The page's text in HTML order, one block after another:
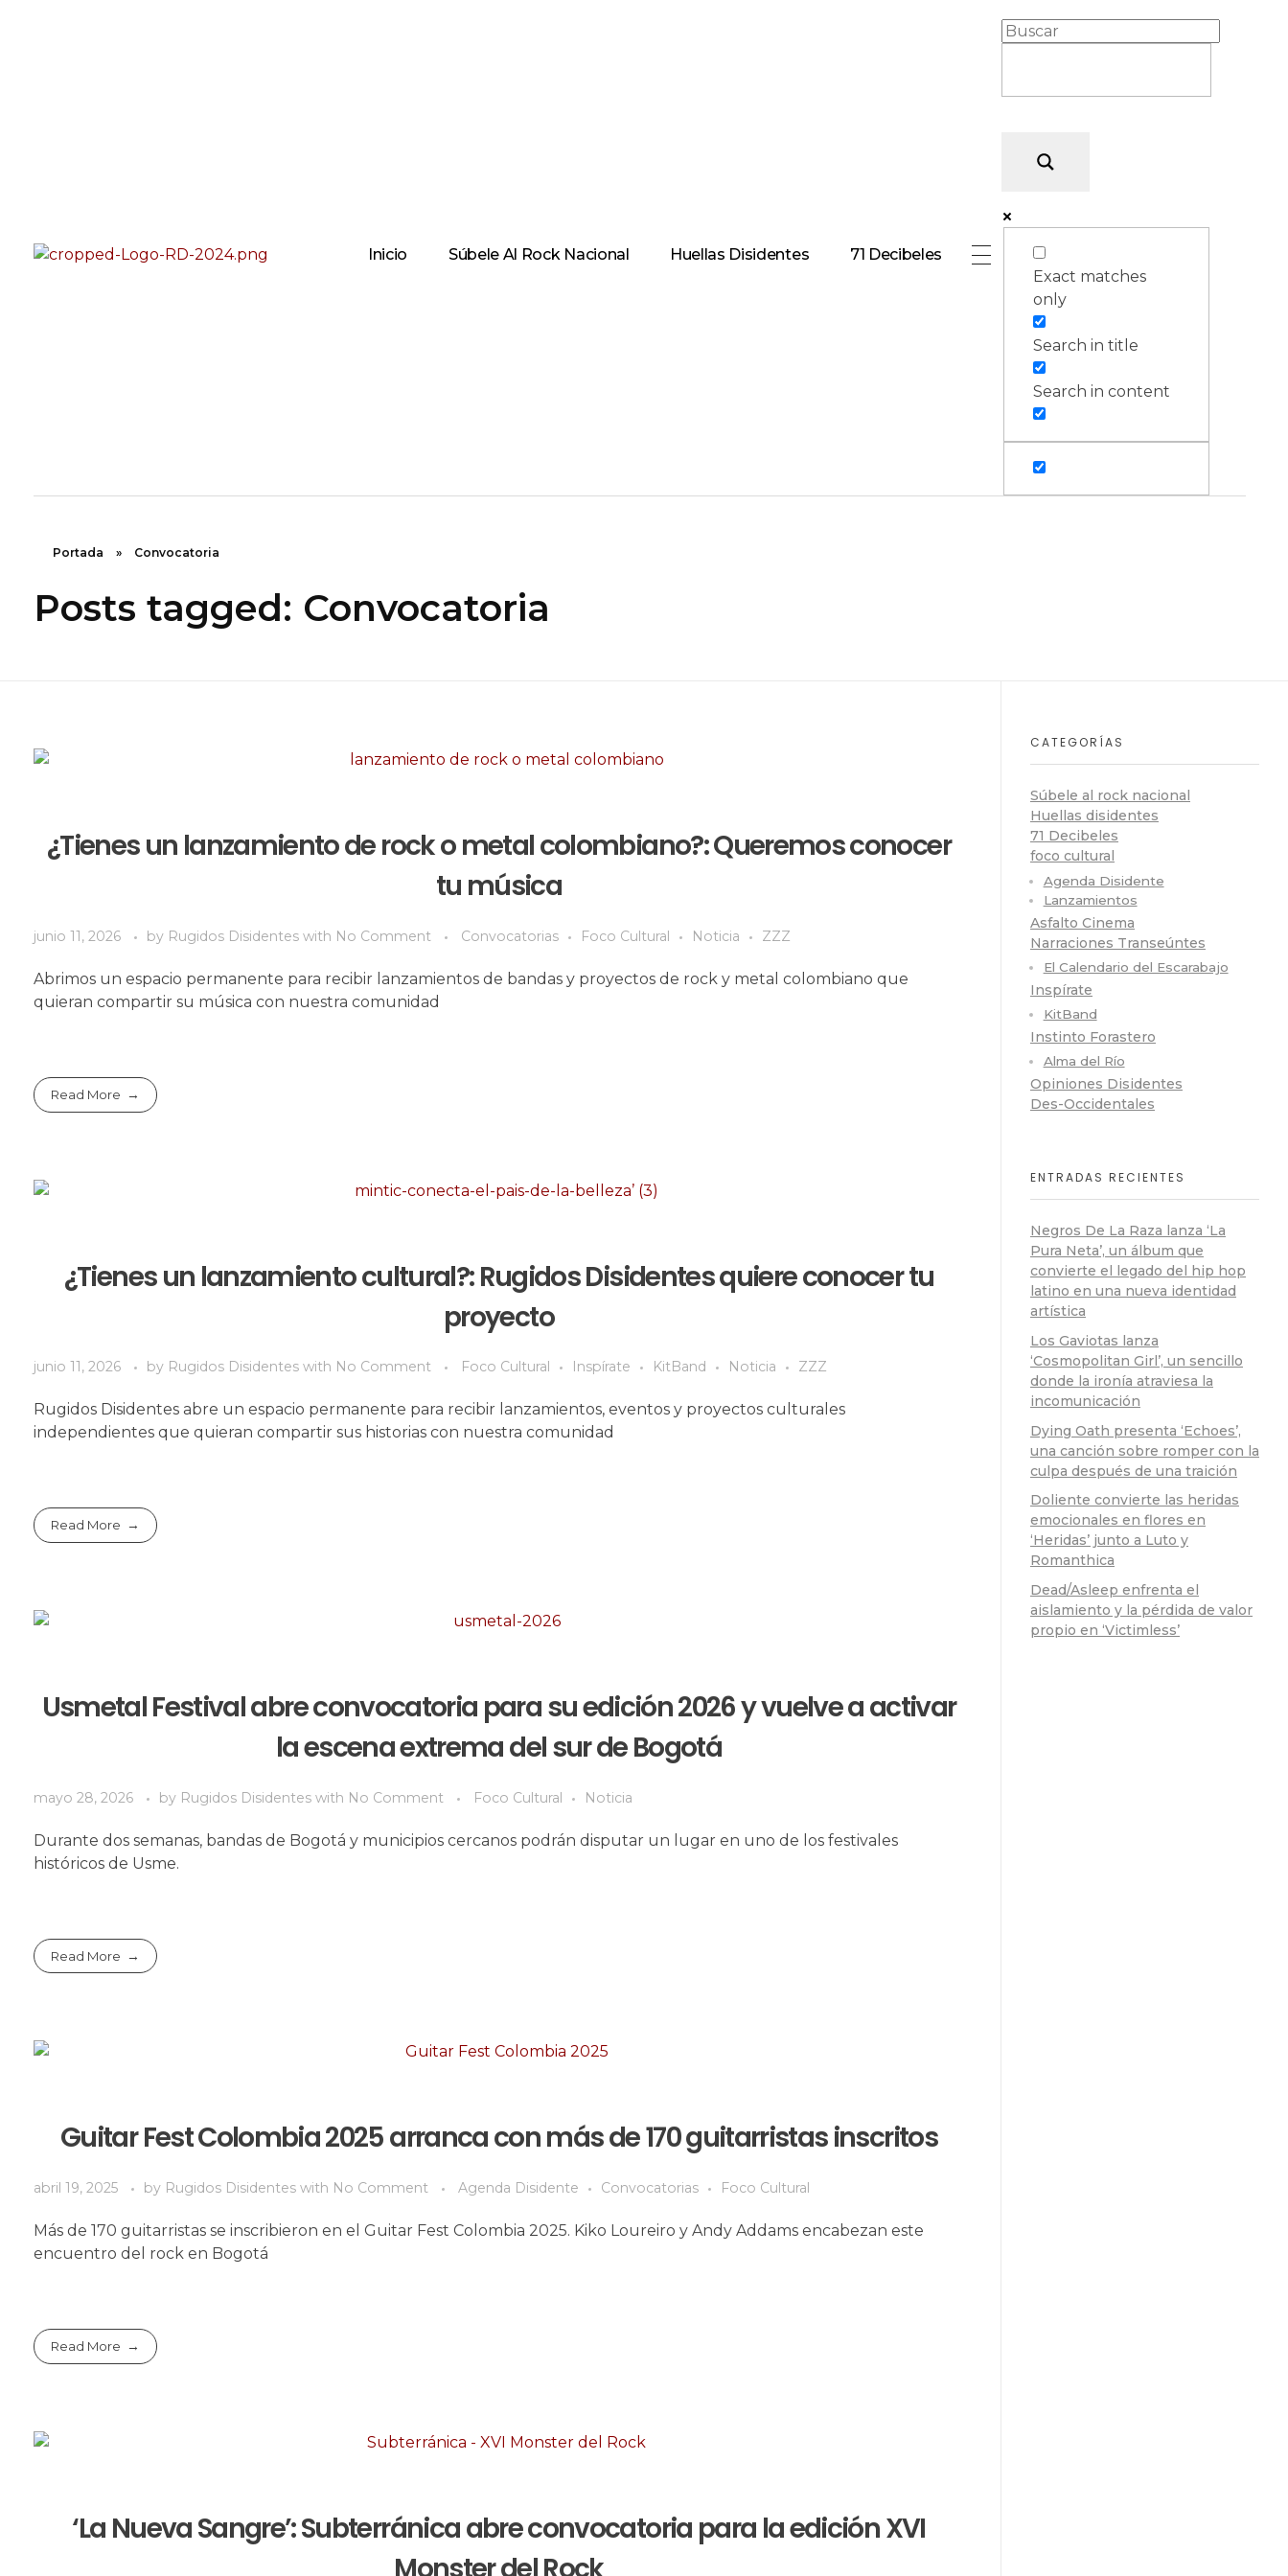
Inicio Súbele Al Rock Nacional Huellas Disidentes
71 Decibeles
Exact matches
only
Search in title
Search in content
Portada » Convocatoria
Posts tagged: Convocatoria
¿Tienes un lanzamiento de rock o metal colombiano?: Queremos conocer
tu música
junio 11, 2026 by Rugidos Disidentes with No Comment Convocatorias Foco Cultural Noticia ZZZ
Abrimos un espacio permanente para recibir lanzamientos de bandas y proyectos de rock y metal colombiano que
quieran compartir su música con nuestra comunidad
Read More
¿Tienes un lanzamiento cultural?: Rugidos Disidentes quiere conocer tu
proyecto
junio 11, 2026 by Rugidos Disidentes with No Comment Foco Cultural Inspírate KitBand Noticia ZZZ
Rugidos Disidentes abre un espacio permanente para recibir lanzamientos, eventos y proyectos culturales
independientes que quieran compartir sus historias con nuestra comunidad
Read More
Usmetal Festival abre convocatoria para su edición 2026 y vuelve a activar
la escena extrema del sur de Bogotá
mayo 28, 2026 by Rugidos Disidentes with No Comment Foco Cultural Noticia
Durante dos semanas, bandas de Bogotá y municipios cercanos podrán disputar un lugar en uno de los festivales
históricos de Usme.
Read More
Guitar Fest Colombia 2025 arranca con más de 170 guitarristas inscritos
abril 19, 2025 by Rugidos Disidentes with No Comment Agenda Disidente Convocatorias Foco Cultural
Más de 170 guitarristas se inscribieron en el Guitar Fest Colombia 2025. Kiko Loureiro y Andy Addams encabezan este
encuentro del rock en Bogotá
Read More
‘La Nueva Sangre’: Subterránica abre convocatoria para la edición XVI
CATEGORÍAS
Súbele al rock nacional
Huellas disidentes
71 Decibeles
foco cultural
Agenda Disidente
Lanzamientos
Asfalto Cinema
Narraciones Transeúntes
El Calendario del Escarabajo
Inspírate
KitBand
Instinto Forastero
Alma del Río
Opiniones Disidentes
Des-Occidentales
ENTRADAS RECIENTES
Negros De La Raza lanza ‘La
Pura Neta’, un álbum que
convierte el legado del hip hop
latino en una nueva identidad
artística
Los Gaviotas lanza
‘Cosmopolitan Girl’, un sencillo
donde la ironía atraviesa la
incomunicación
Dying Oath presenta ‘Echoes’,
una canción sobre romper con la
culpa después de una traición
Doliente convierte las heridas
emocionales en flores en
‘Heridas’ junto a Luto y
Romanthica
Dead/Asleep enfrenta el
aislamiento y la pérdida de valor
propio en ‘Victimless’